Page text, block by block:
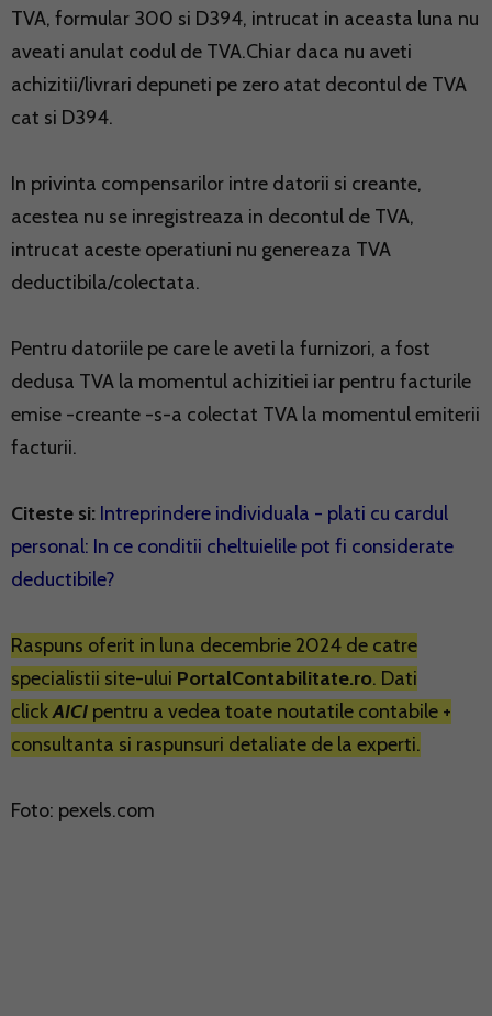
TVA, formular 300 si D394, intrucat in aceasta luna nu
aveati anulat codul de TVA.Chiar daca nu aveti
achizitii/livrari depuneti pe zero atat decontul de TVA
cat si D394.
In privinta compensarilor intre datorii si creante,
acestea nu se inregistreaza in decontul de TVA,
intrucat aceste operatiuni nu genereaza TVA
deductibila/colectata.
Pentru datoriile pe care le aveti la furnizori, a fost
dedusa TVA la momentul achizitiei iar pentru facturile
emise -creante -s-a colectat TVA la momentul emiterii
facturii.
Citeste si: Intreprindere individuala - plati cu cardul
personal: In ce conditii cheltuielile pot fi considerate
deductibile?
Raspuns oferit in luna decembrie 2024 de catre
specialistii site-ului PortalContabilitate.ro. Dati
clickAICI pentru a vedea toate noutatile contabile +
consultanta si raspunsuri detaliate de la experti.
Foto: pexels.com